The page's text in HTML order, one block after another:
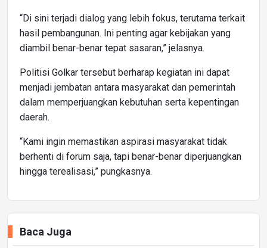
“Di sini terjadi dialog yang lebih fokus, terutama terkait
hasil pembangunan. Ini penting agar kebijakan yang
diambil benar-benar tepat sasaran,” jelasnya.
Politisi Golkar tersebut berharap kegiatan ini dapat
menjadi jembatan antara masyarakat dan pemerintah
dalam memperjuangkan kebutuhan serta kepentingan
daerah.
“Kami ingin memastikan aspirasi masyarakat tidak
berhenti di forum saja, tapi benar-benar diperjuangkan
hingga terealisasi,” pungkasnya.
Baca Juga